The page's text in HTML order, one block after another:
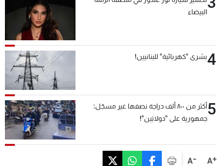
A+
A-
البيضاء
4بشرى "كهربائية" للبنانيين!
5
أكثر من ٨٠٠ ألف دراجة نصفها غير مسجّل:
جمهورية على "دولابَين"!